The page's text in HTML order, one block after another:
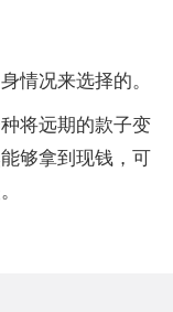
情况来选择的。
将远期的款子变
够拿到现钱，可